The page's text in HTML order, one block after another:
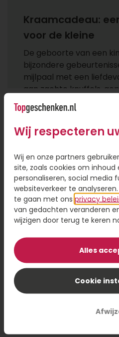
Kraamcadeau:
voor de kleine
De geboorte van een
bijzondere
mijlpaal met een
aan zachte knuffels,
babyartikelen of
kersverse ouders. Onze
alleen schattig en
samengesteld om deze
Housewarming
een huis een thuis
Is er iemand in je
hen met een origineel
: bij
bijdragen aan een
woning. Personaliseer
en bezorg een
Geslaagd
Meest
Wij respecteren
Wij en onze partners
site, zoals cookies om
personaliseren, social media
websiteverkeer te
te gaan met ons privacy
van gedachten veranderen
wijzigen door terug te keren
Alles
Cookie